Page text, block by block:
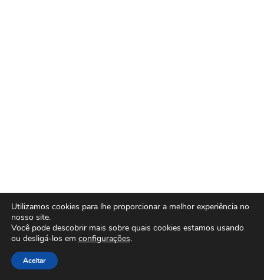
Utilizamos cookies para lhe proporcionar a melhor experiência no
nosso site.
Você pode descobrir mais sobre quais cookies estamos usando
ou desligá-los em configurações.
Aceitar